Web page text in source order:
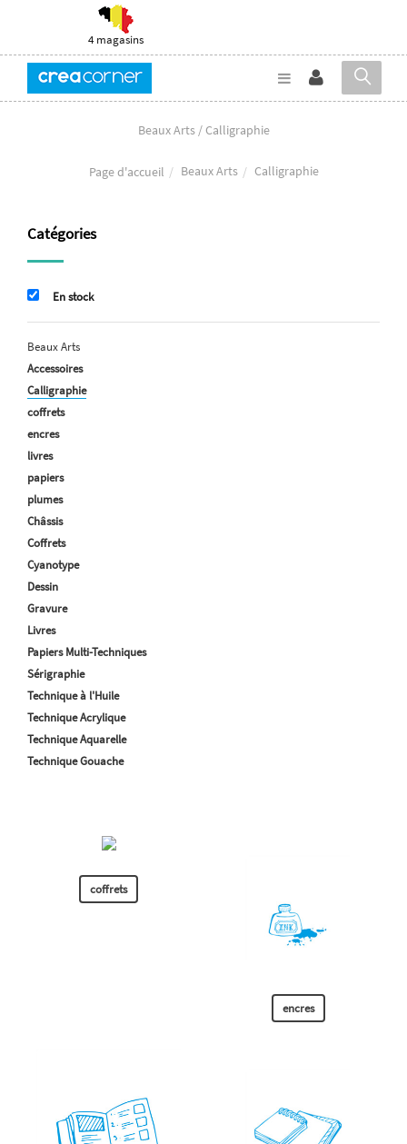
4 magasins
Beaux Arts / Calligraphie
Page d'accueil Beaux Arts Calligraphie
Catégories
En stock
Beaux Arts
Accessoires
Calligraphie
coffrets
encres
livres
papiers
plumes
Châssis
Coffrets
Cyanotype
Dessin
Gravure
Livres
Papiers Multi-Techniques
Sérigraphie
Technique à l'Huile
Technique Acrylique
Technique Aquarelle
Technique Gouache
coffrets
encres